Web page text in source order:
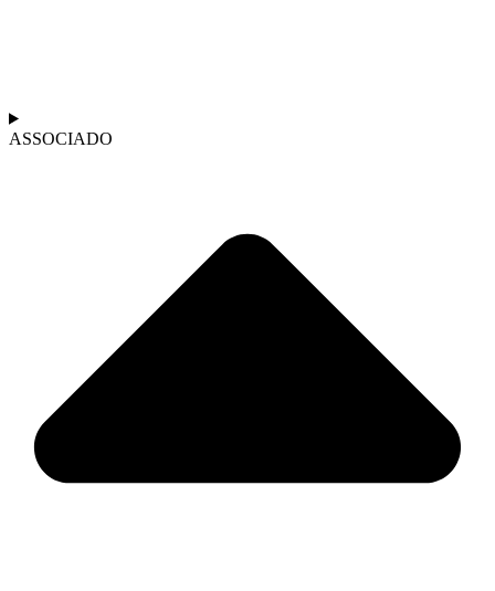
ASSOCIADO